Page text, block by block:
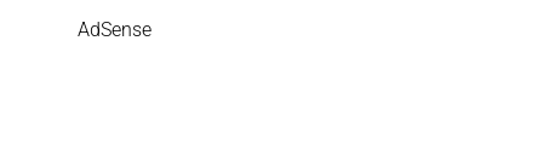
AdSense